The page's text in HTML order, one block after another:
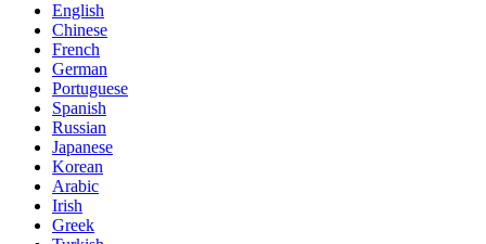
English
Chinese
French
German
Portuguese
Spanish
Russian
Japanese
Korean
Arabic
Irish
Greek